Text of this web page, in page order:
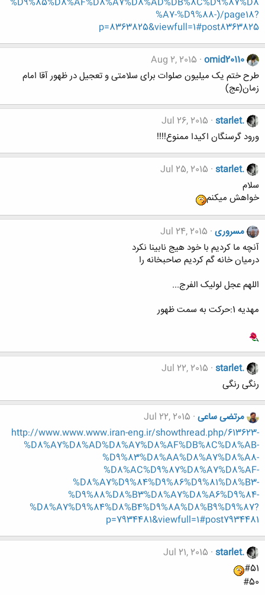
%A7-%D9%88-)/page18?
p=8363825&viewfull=1#post8363825
omid20110
Aug 2, 2015
طرح ختم یک میلیون صلوات برای سلامتی و تعجیل در ظهور آقا امام
زمان(عج)
starlet.
Jul 26, 2015
ورود گرسنگان اکیدا ممنوع!!!!
starlet.
Jul 25, 2015
سلام
خواهش میکنم
مسروری Jul 24, 2015
آنچه ما کردیم با خود هیج نابینا نکرد
درمیان خانه گم کردیم صاحبخانه را
اللهم عجل لولیک الفرج...
مهديه 1:حركت به سمت ظهور
starlet.
Jul 22, 2015
رنگی رنگی
مرتضی ساعی Jul 22, 2015
http://www.www.www.iran-eng.ir/showthread.php/613623-
%D8%A7%D8%AD%D8%A7%D8%AF%DB%8C%D8%AB-
%D9%83%D8%AA%D8%A7%D8%A8-
%D8%AC%D9%87%D8%A7%D8%AF-
%D8%A7%D9%84%D9%86%D9%81%D8%B3-
%D9%88%D8%B3%D8%A7%D8%A6%D9%84-
%D8%A7%D9%84%D8%B4%D9%8A%D8%B9%D9%87?
p=7934481&viewfull=1#post7934481
starlet.
Jul 21, 2015
#51
#50